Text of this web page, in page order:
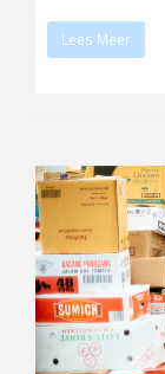
Lees Meer